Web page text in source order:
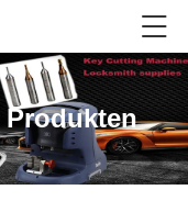
Produkten